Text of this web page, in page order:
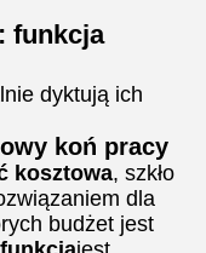
funkcja
dyktują ich
koń pracy
kosztowa, szkło
dla
budżet jest